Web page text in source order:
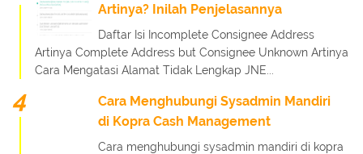
Artinya? Inilah Penjelasannya
Daftar Isi Incomplete Consignee Address
Artinya Complete Address but Consignee Unknown Artinya
Cara Mengatasi Alamat Tidak Lengkap JNE...
Cara Menghubungi Sysadmin Mandiri
di Kopra Cash Management
Cara menghubungi sysadmin mandiri di kopra